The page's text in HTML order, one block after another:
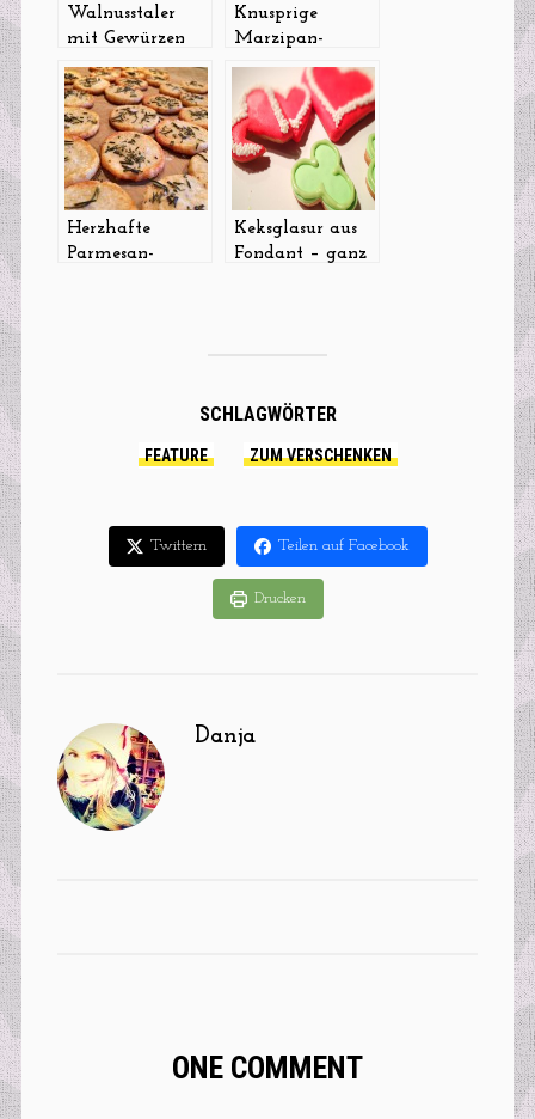
Walnusstaler
mit Gewürzen
und Marzipan
Knusprige
Marzipan-
Schlemmerei
Herzhafte
Parmesan-
Keksglasur aus
Fondant – ganz
SCHLAGWÖRTER
FEATURE ZUM VERSCHENKEN
Twittern Teilen auf Facebook
Drucken
Danja
ONE COMMENT